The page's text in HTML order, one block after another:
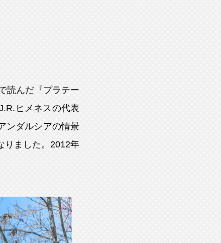
読んだ『プラテー
ヒメネスの代表
ンダルシアの情景
りました。2012年